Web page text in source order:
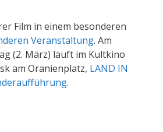
Film in einem besonderen
Veranstaltung. Am
(2. März) läuft im Kultkino
am Oranienplatz, LAND IN
.